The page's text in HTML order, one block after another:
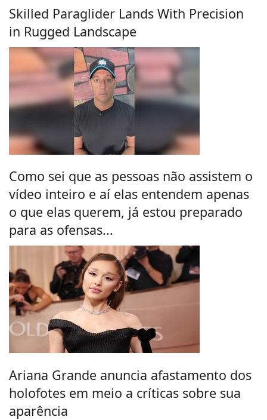
Skilled Paraglider Lands With Precision
in Rugged Landscape
Como sei que as pessoas não assistem o
vídeo inteiro e aí elas entendem apenas
o que elas querem, já estou preparado
para as ofensas...
Ariana Grande anuncia afastamento dos
holofotes em meio a críticas sobre sua
aparência